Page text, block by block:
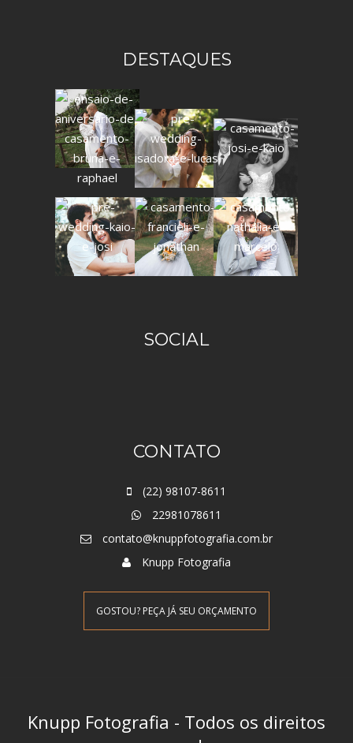
DESTAQUES
SOCIAL
CONTATO
(22) 98107-8611
22981078611
contato@knuppfotografia.com.br
Knupp Fotografia
GOSTOU? PEÇA JÁ SEU ORÇAMENTO
Knupp Fotografia - Todos os direitos